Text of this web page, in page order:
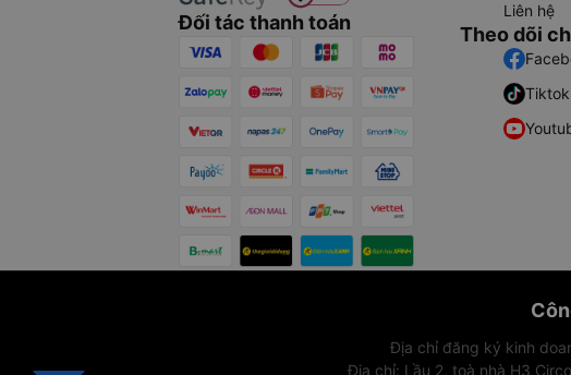
Đối tác thanh toán
Liên hệ
Theo dõi
Tiktok
Địa chỉ đăng ký kinh
Địa chỉ: Lầu 2, toà nhà H3